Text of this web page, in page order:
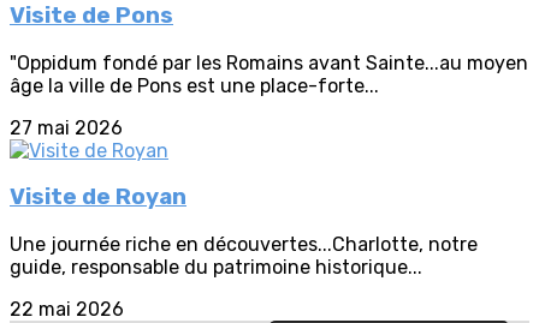
Visite de Pons
"Oppidum fondé par les Romains avant Sainte...au moyen
âge la ville de Pons est une place-forte...
27 mai 2026
Visite de Royan
Une journée riche en découvertes...Charlotte, notre
guide, responsable du patrimoine historique...
22 mai 2026